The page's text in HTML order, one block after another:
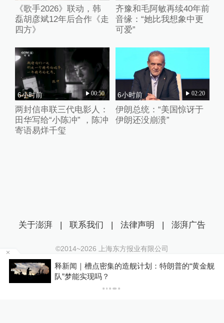
《歌手2026》联动，韩
磊胡彦斌12年后合作《走
四方》
齐豫和毛阿敏再续40年前
音缘：“她比我想象中更
可爱”
6小时前 00:50
两封信串联三代电影人：
田华写给“小陈冲” ，陈冲
寄语易烊千玺
6小时前 02:20
伊朗总统：“美国惊讶于
伊朗还没崩溃”
释新闻｜槽点密集的造舰计划：特朗普的“黄金舰
队”梦能实现吗？
关于澎湃 | 联系我们 | 法律声明 | 澎湃广告
©2014~2026 上海东方报业有限公司
沪ICP证：沪B2-20170116 | 沪ICP备14003370号
互联网新闻信息服务许可证：31120170006
沪公网安备 31010602000299号